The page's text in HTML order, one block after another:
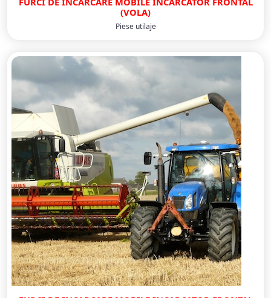
(VOLA)
Piese utilaje